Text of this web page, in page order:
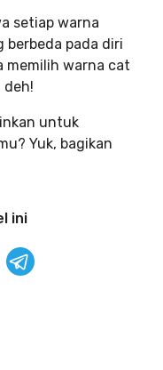
setiap warna
berbeda pada diri
memilih warna cat
deh!
untuk
Yuk, bagikan
ini